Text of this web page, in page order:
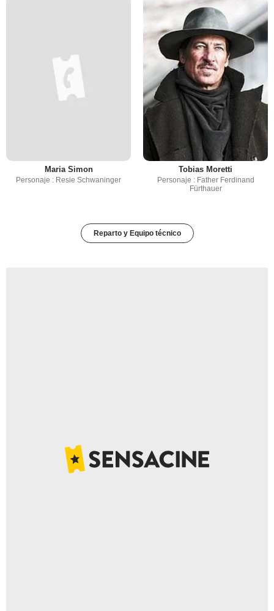
Maria Simon
Personaje : Resie Schwaninger
Tobias Moretti
Personaje : Father Ferdinand
Fürthauer
Reparto y Equipo técnico